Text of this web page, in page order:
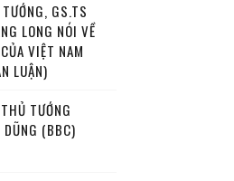
GS.TS
LONG NÓI VỀ
VIỆT NAM
LUẬN)
TƯỚNG
DŨNG (BBC)